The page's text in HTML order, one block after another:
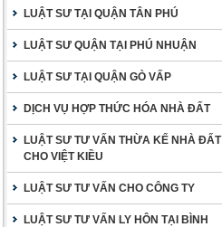
LUẬT SƯ TẠI QUẬN TÂN PHÚ
LUẬT SƯ QUẬN TẠI PHÚ NHUẬN
LUẬT SƯ TẠI QUẬN GÒ VẤP
DỊCH VỤ HỢP THỨC HÓA NHÀ ĐẤT
LUẬT SƯ TƯ VẤN THỪA KẾ NHÀ ĐẤT
CHO VIỆT KIỀU
LUẬT SƯ TƯ VẤN CHO CÔNG TY
LUẬT SƯ TƯ VẤN LY HÔN TẠI BÌNH